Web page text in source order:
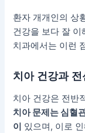
환자 개개인의 상
건강을 보다 잘 이
치과에서는 이런
치아 건강과
치아 건강은 전반
치아 문제는 심혈
이 있으며, 이로